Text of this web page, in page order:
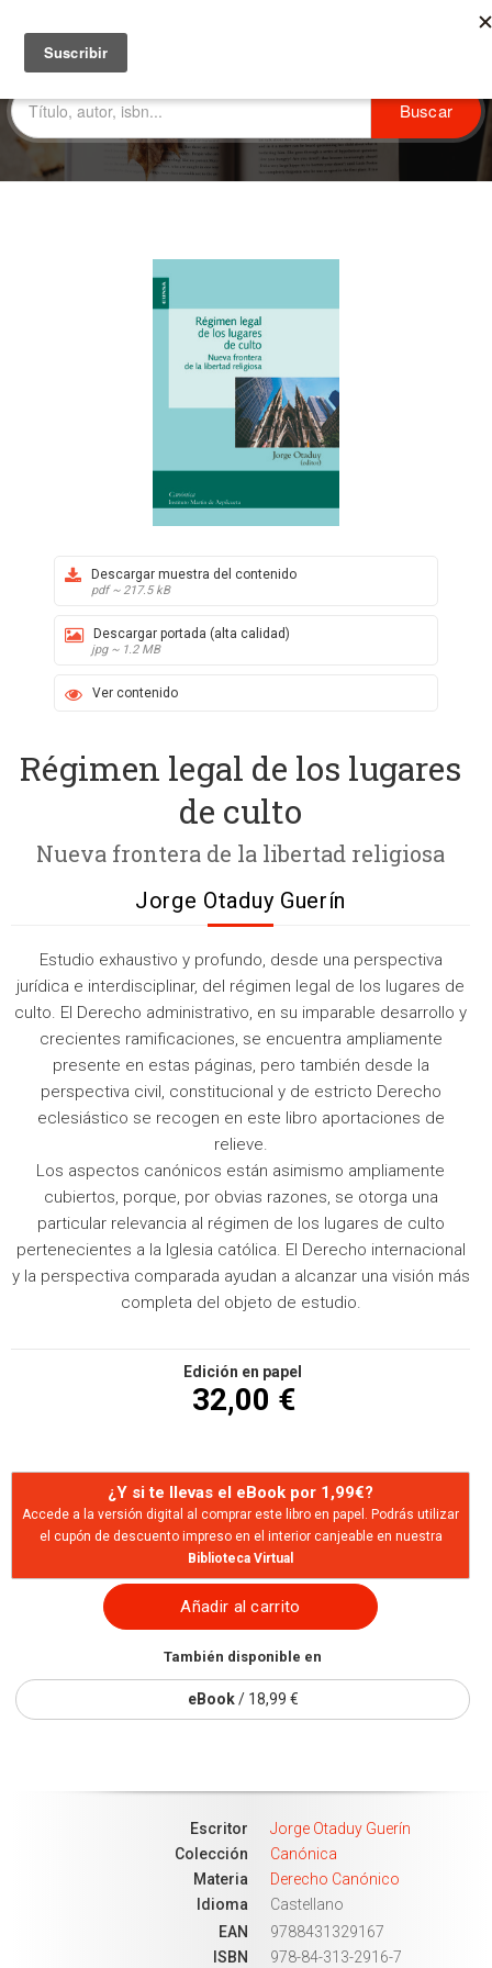
Descargar muestra del contenido
pdf ~ 217.5 kB
Descargar portada (alta calidad)
jpg ~ 1.2 MB
Ver contenido
Régimen legal de los lugares
de culto
Nueva frontera de la libertad religiosa
Jorge Otaduy Guerín
Estudio exhaustivo y profundo, desde una perspectiva
jurídica e interdisciplinar, del régimen legal de los lugares de
culto. El Derecho administrativo, en su imparable desarrollo y
crecientes ramificaciones, se encuentra ampliamente
presente en estas páginas, pero también desde la
perspectiva civil, constitucional y de estricto Derecho
eclesiástico se recogen en este libro aportaciones de
relieve.
Los aspectos canónicos están asimismo ampliamente
cubiertos, porque, por obvias razones, se otorga una
particular relevancia al régimen de los lugares de culto
pertenecientes a la Iglesia católica. El Derecho internacional
y la perspectiva comparada ayudan a alcanzar una visión más
completa del objeto de estudio.
Edición en papel
32,00 €
¿Y si te llevas el eBook por 1,99€?
Accede a la versión digital al comprar este libro en papel. Podrás utilizar
el cupón de descuento impreso en el interior canjeable en nuestra
Biblioteca Virtual
Añadir al carrito
También disponible en
eBook/ 18,99 €
Escritor
Jorge Otaduy Guerín
Colección
Canónica
Materia
Derecho Canónico
Idioma
Castellano
EAN
9788431329167
ISBN
978-84-313-2916-7